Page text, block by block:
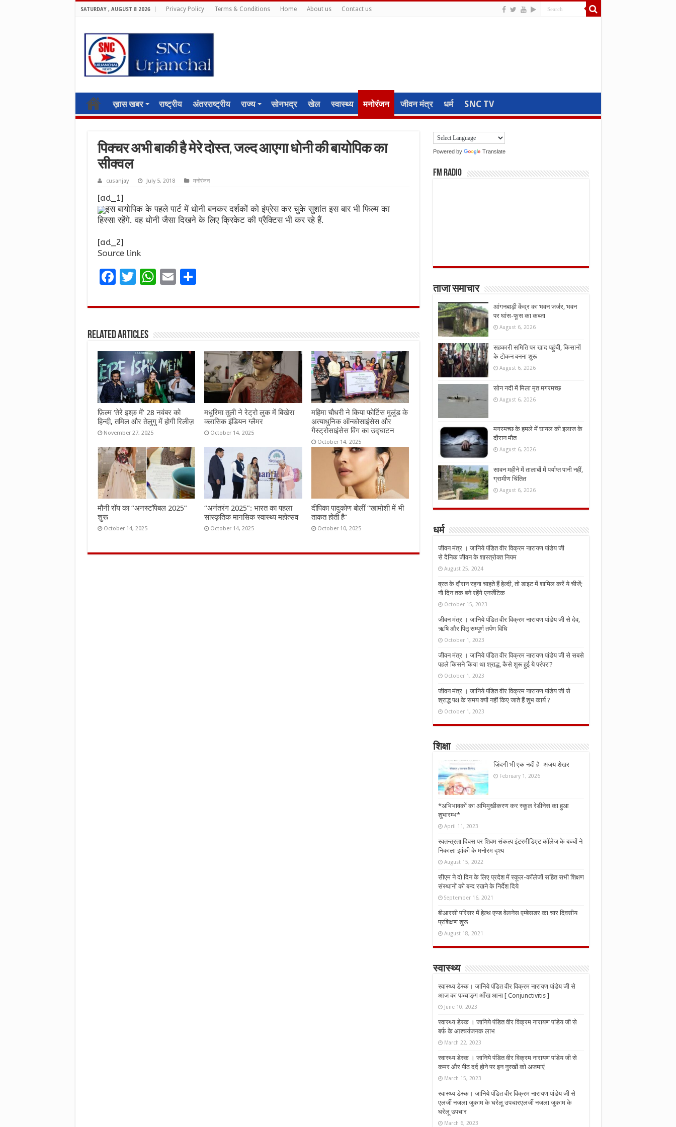
SATURDAY , AUGUST 8 2026 Privacy Policy Terms & Conditions Home About us Contact us
ख़ास खबर राष्ट्रीय अंतरराष्ट्रीय राज्य सोनभद्र खेल स्वास्थ्य मनोरंजन जीवन मंत्र धर्म SNC TV
पिक्चर अभी बाकी है मेरे दोस्त, जल्द आएगा धोनी की बायोपिक का
सीक्वल
cusanjay July 5, 2018 मनोरंजन
[ad_1]
इस बायोपिक के पहले पार्ट में धोनी बनकर दर्शकों को इंप्रेस कर चुके सुशांत इस बार भी फिल्म का
हिस्सा रहेंगे. वह धोनी जैसा दिखने के लिए क्रिकेट की प्रैक्टिस भी कर रहे हैं.
[ad_2]
Source link
F
ce
o
o
k
T
it
r
W
at
A
p
p
E
ai
S
ar
Related Articles
फ़िल्म ‘तेरे इश्क़ में’ 28 नवंबर को
हिन्दी, तमिल और तेलुगु में होगी रिलीज़
November 27, 2025
मधुरिमा तुली ने रेट्रो लुक में बिखेरा
क्लासिक इंडियन ग्लैमर
October 14, 2025
महिमा चौधरी ने किया फोर्टिस मुलुंड के
अत्याधुनिक ऑन्कोसाइंसेस और
गैस्ट्रोसाइंसेस विंग का उद्घाटन
October 14, 2025
मौनी रॉय का “अनस्टॉपेबल 2025”
शुरू
October 14, 2025
“अनंतरंग 2025”: भारत का पहला
सांस्कृतिक मानसिक स्वास्थ्य महोत्सव
October 14, 2025
दीपिका पादुकोण बोलीं “खामोशी में भी
ताकत होती है”
October 10, 2025
Powered by Translate
FM Radio
ताजा समाचार
आंगनबाड़ी केंद्र का भवन जर्जर, भवन
पर घांस-फूस का कब्जा
August 6, 2026
सहकारी समिति पर खाद पहुंची, किसानों
के टोकन बनना शुरू
August 6, 2026
सोन नदी में मिला मृत मगरमच्छ
August 6, 2026
मगरमच्छ के हमले में घायल की इलाज के
दौरान मौत
August 6, 2026
सावन महीने में तालाबों में पर्याप्त पानी नहीं,
ग्रामीण चिंतित
August 6, 2026
धर्म
जीवन मंत्र । जानिये पंडित वीर विक्रम नारायण पांडेय जी
से दैनिक जीवन के शास्त्रोक्त नियम
August 25, 2024
व्रत के दौरान रहना चाहते हैं हेल्दी, तो डाइट में शामिल करें ये चीजें;
नौ दिन तक बने रहेंगे एनर्जेटिक
October 15, 2023
जीवन मंत्र । जानिये पंडित वीर विक्रम नारायण पांडेय जी से देव,
ऋषि और पितृ सम्पूर्ण तर्पण विधि
October 1, 2023
जीवन मंत्र । जानिये पंडित वीर विक्रम नारायण पांडेय जी से सबसे
पहले किसने किया था श्राद्ध, कैसे शुरू हुई ये परंपरा?
October 1, 2023
जीवन मंत्र । जानिये पंडित वीर विक्रम नारायण पांडेय जी से
श्राद्ध पक्ष के समय क्यों नहीं किए जाते हैं शुभ कार्य ?
October 1, 2023
शिक्षा
ज़िंदगी भी एक नदी है- अजय शेखर
February 1, 2026
*अभिभावकों का अभिमुखीकरण कर स्कूल रेडीनेस का हुआ
शुभारम्भ*
April 11, 2023
स्वतन्त्रता दिवस पर शिवम संकल्प इंटरमीडिएट कॉलेज के बच्चों ने
निकाला झांकी के मनोरम दृश्य
August 15, 2022
सीएम ने दो दिन के लिए प्रदेश में स्कूल-कॉलेजों सहित सभी शिक्षण
संस्थानों को बन्द रखने के निर्देश दिये
September 16, 2021
बीआरसी परिसर में हेल्थ एण्ड वेलनेस एम्बेसडर का चार दिवसीय
प्रशिक्षण शुरू
August 18, 2021
स्वास्थ्य
स्वास्थ्य डेस्क। जानिये पंडित वीर विक्रम नारायण पांडेय जी से
आज का पञ्चाङ्ग आँख आना [ Conjunctivitis ]
June 10, 2023
स्वास्थ्य डेस्क । जानिये पंडित वीर विक्रम नारायण पांडेय जी से
बर्फ के आश्चर्यजनक लाभ
March 22, 2023
स्वास्थ्य डेस्क । जानिये पंडित वीर विक्रम नारायण पांडेय जी से
कमर और पीठ दर्द होने पर इन नुस्‍खों को अजमाएं
March 15, 2023
स्वास्थ्य डेस्क। जानिये पंडित वीर विक्रम नारायण पांडेय जी से
एलर्जी नजला जुकाम के घरेलू उपचारएलर्जी नजला जुकाम के
घरेलू उपचार
March 6, 2023